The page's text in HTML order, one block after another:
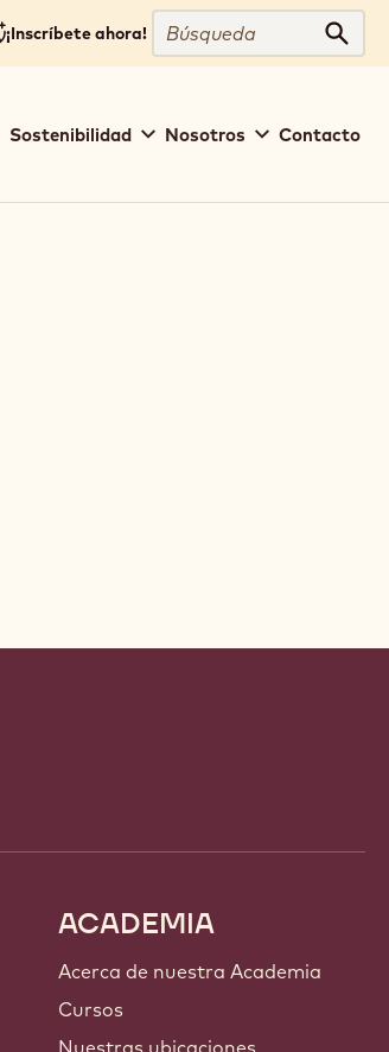
¡Inscríbete ahora!
Búsqueda
Sostenibilidad Nosotros Contacto
ACADEMIA
Acerca de nuestra Academia
Cursos
Nuestras ubicaciones